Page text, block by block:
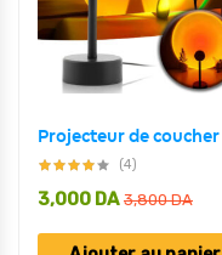
(4)
3,800DA
3,000 DA